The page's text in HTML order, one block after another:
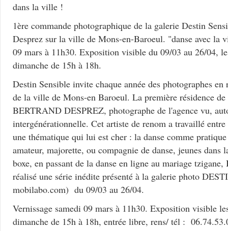
dans la ville !
1ère commande photographique de la galerie Destin
Desprez sur la ville de Mons-en-Baroeul. "danse avec la
09 mars à 11h30. Exposition visible du 09/03 au 26/04,
dimanche de 15h à 18h.
Destin Sensible invite chaque année des photographes
de la ville de Mons-en Baroeul. La première résidence
BERTRAND DESPREZ, photographe de l'agence vu,
intergénérationnelle. Cet artiste de renom a travaillé
une thématique qui lui est cher : la danse comme
amateur, majorette, ou compagnie de danse, jeunes dans
boxe, en passant de la danse en ligne au mariage
réalisé une série inédite présenté à la galerie photo
mobilabo.com) du 09/03 au 26/04.
Vernissage samedi 09 mars à 11h30. Exposition visible
dimanche de 15h à 18h, entrée libre, rens/ tél :